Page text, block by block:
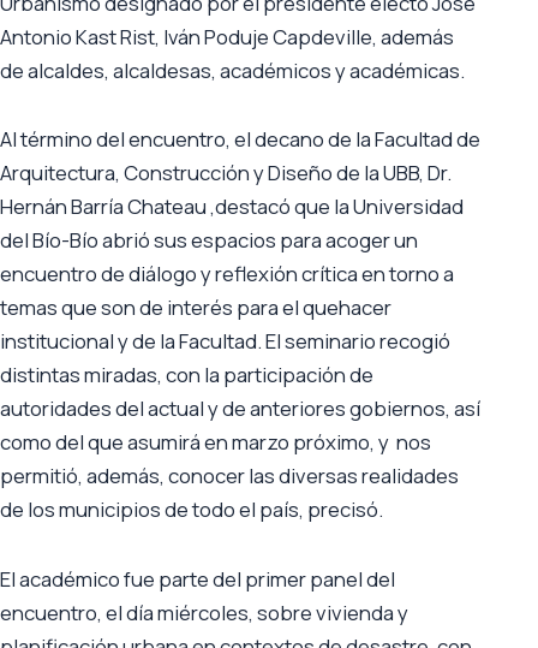
Antonio Kast Rist, Iván Poduje Capdeville, además
de alcaldes, alcaldesas, académicos y académicas.
Al término del encuentro, el decano de la Facultad de
Arquitectura, Construcción y Diseño de la UBB, Dr.
Hernán Barría Chateau ,destacó que la Universidad
del Bío-Bío abrió sus espacios para acoger un
encuentro de diálogo y reflexión crítica en torno a
temas que son de interés para el quehacer
institucional y de la Facultad. El seminario recogió
distintas miradas, con la participación de
autoridades del actual y de anteriores gobiernos, así
como del que asumirá en marzo próximo, y nos
permitió, además, conocer las diversas realidades
de los municipios de todo el país, precisó.
El académico fue parte del primer panel del
encuentro, el día miércoles, sobre vivienda y